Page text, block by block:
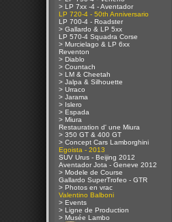
> LP 7xx -4 - Aventador
LP 720-4 - 50th Anniversario
LP 700-4 - Roadster
> Gallardo & LP 5xx
LP 570-4 Squadra Corse
> Murcielago & LP 6xx
Reventon
> Diablo
> Countach
> LM & Cheetah
> Jalpa & Silhouette
> Urraco
> Jarama
> Islero
> Espada
> Miura
Restauration d' une Miura
> 350 GT & 400 GT
> Concept Cars Lamborghini
Egoista - 2013
SUV Urus - Beijing 2012
Aventador Jota - Geneve 2012
> Modele de Course
Gallardo SuperTrofeo - GTR
> Photos en vrac
Valentino Balboni
> Events
> Ligne de Production
> Musée Lambo